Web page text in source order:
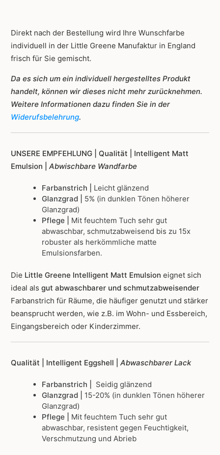
Direkt nach der Bestellung wird Ihre Wunschfarbe
individuell in der Little Greene Manufaktur in England
frisch für Sie gemischt.
Da es sich um ein individuell hergestelltes Produkt
handelt, können wir dieses nicht mehr zurücknehmen.
Weitere Informationen dazu finden Sie in der
Widerufsbelehrung.
UNSERE EMPFEHLUNG | Qualität | Intelligent Matt
Emulsion | Abwischbare Wandfarbe
Farbanstrich | Leicht glänzend
Glanzgrad | 5% (in dunklen Tönen höherer
Glanzgrad)
Pflege |
Mit feuchtem Tuch sehr gut
abwaschbar, schmutzabweisend bis zu 15x
robuster als herkömmliche matte
Emulsionsfarben.
Die Little Greene Intelligent Matt Emulsion eignet sich
ideal als gut abwaschbarer und schmutzabweisender
Farbanstrich für Räume, die häufiger genutzt und stärker
beansprucht werden, wie z.B. im Wohn- und Essbereich,
Eingangsbereich oder Kinderzimmer.
Qualität | Intelligent Eggshell | Abwaschbarer Lack
Farbanstrich | Seidig glänzend
Glanzgrad |
15-20% (in dunklen Tönen höherer
Glanzgrad)
Pflege |
Mit feuchtem Tuch sehr gut
abwaschbar, resistent gegen Feuchtigkeit,
Verschmutzung und Abrieb